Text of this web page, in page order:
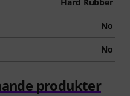
No
No
produkter